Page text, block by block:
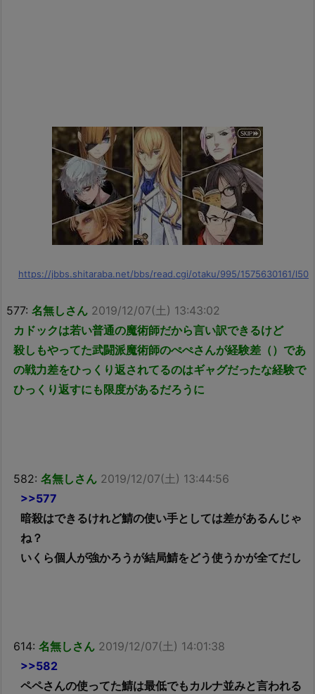
https://jbbs.shitaraba.net/bbs/read.cgi/otaku/995/1575630161/l50
577: 名無しさん 2019/12/07(土) 13:43:02
カドックは若い普通の魔術師だから言い訳できるけど
殺しもやってた武闘派魔術師のぺぺさんが経験差（）であ
の戦力差をひっくり返されてるのはギャグだったな経験で
ひっくり返すにも限度があるだろうに
582: 名無しさん 2019/12/07(土) 13:44:56
>>577
暗殺はできるけれど鯖の使い手としては差があるんじゃ
ね？
いくら個人が強かろうが結局鯖をどう使うかが全てだし
614: 名無しさん 2019/12/07(土) 14:01:38
>>582
ペペさんの使ってた鯖は最低でもカルナ並みと言われる